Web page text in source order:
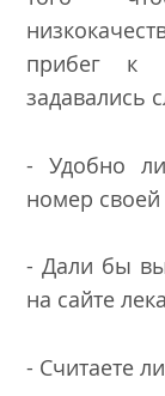
прибег к
задавались
- Удобно
номер своей
- Дали бы
на сайте
- Считаете